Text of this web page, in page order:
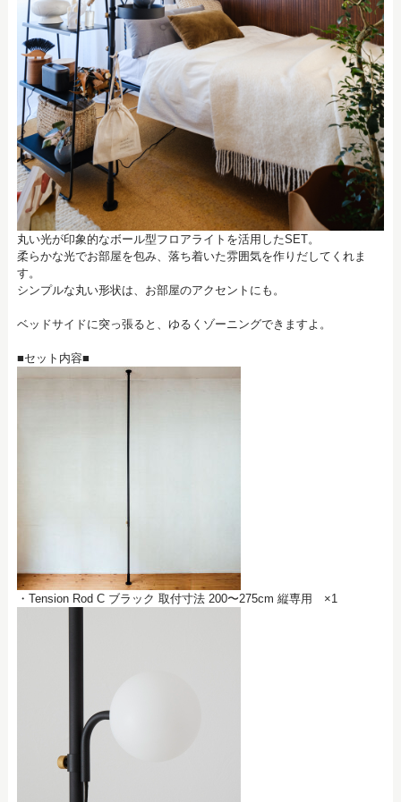
丸い光が印象的なボール型フロアライトを活用したSET。
柔らかな光でお部屋を包み、落ち着いた雰囲気を作りだしてくれま
す。
シンプルな丸い形状は、お部屋のアクセントにも。
ベッドサイドに突っ張ると、ゆるくゾーニングできますよ。
■セット内容■
・Tension Rod C ブラック 取付寸法 200〜275cm 縦専用 ×1